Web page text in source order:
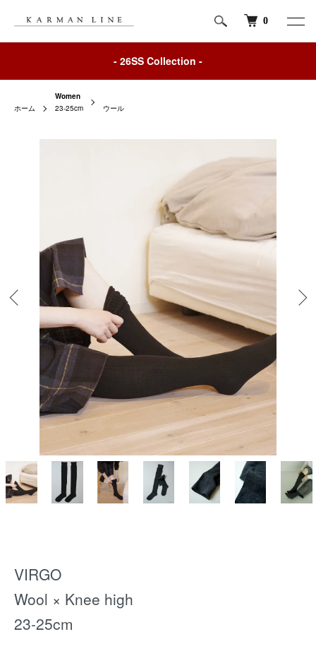
0
- 26SS Collection -
ホーム
Women
23-25cm
ウール
VIRGO
Wool × Knee high
23-25cm